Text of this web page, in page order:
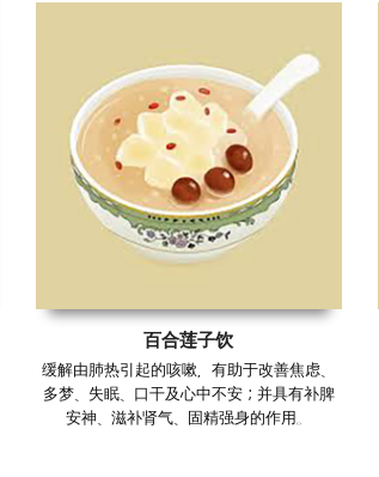
百合莲子饮
缓解由肺热引起的咳嗽，有助于改善焦虑、
多梦、失眠、口干及心中不安；并具有补脾
安神、滋补肾气、固精强身的作用。